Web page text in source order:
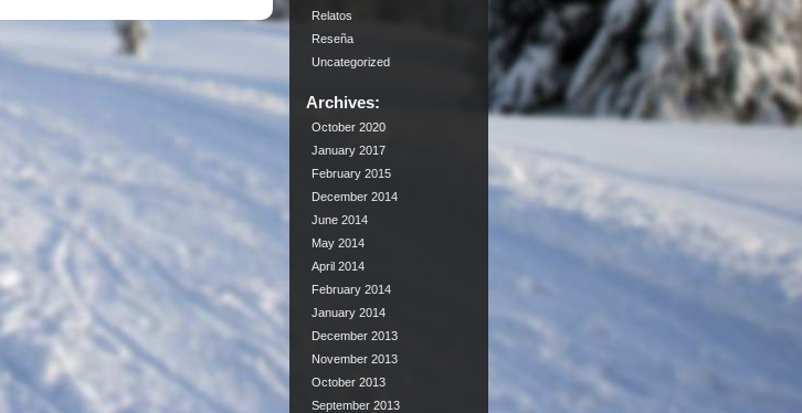
Relatos
Reseña
Uncategorized
Archives:
October 2020
January 2017
February 2015
December 2014
June 2014
May 2014
April 2014
February 2014
January 2014
December 2013
November 2013
October 2013
September 2013